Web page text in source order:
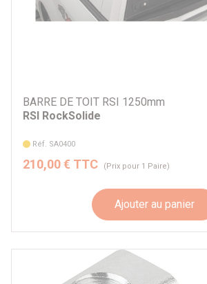
BARRE DE TOIT RSI 1250mm
RSI RockSolide
Réf. SA0400
210,00 € TTC (Prix pour 1 Paire)
Ajouter au panier